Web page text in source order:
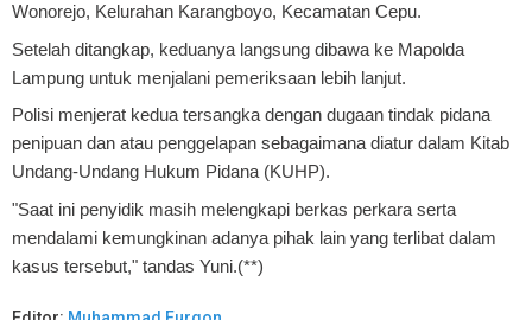
Wonorejo, Kelurahan Karangboyo, Kecamatan Cepu.
Setelah ditangkap, keduanya langsung dibawa ke Mapolda
Lampung untuk menjalani pemeriksaan lebih lanjut.
Polisi menjerat kedua tersangka dengan dugaan tindak pidana
penipuan dan atau penggelapan sebagaimana diatur dalam Kitab
Undang-Undang Hukum Pidana (KUHP).
"Saat ini penyidik masih melengkapi berkas perkara serta
mendalami kemungkinan adanya pihak lain yang terlibat dalam
kasus tersebut," tandas Yuni.(**)